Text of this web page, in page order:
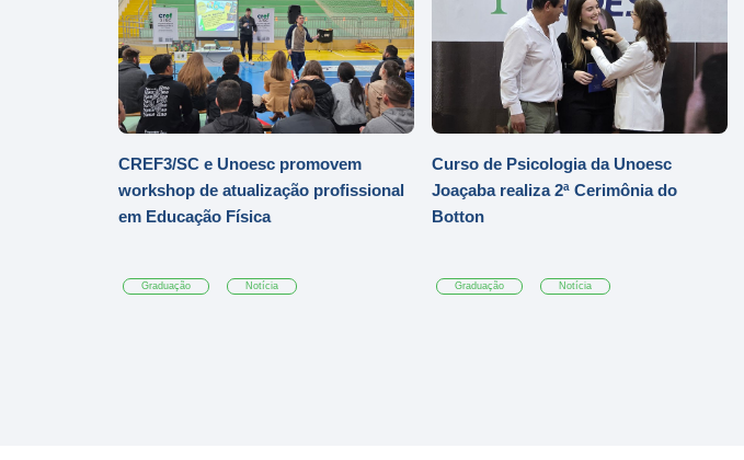
CREF3/SC e Unoesc promovem
workshop de atualização profissional
em Educação Física
Graduação Notícia
Curso de Psicologia da Unoesc
Joaçaba realiza 2ª Cerimônia do
Botton
Graduação Notícia